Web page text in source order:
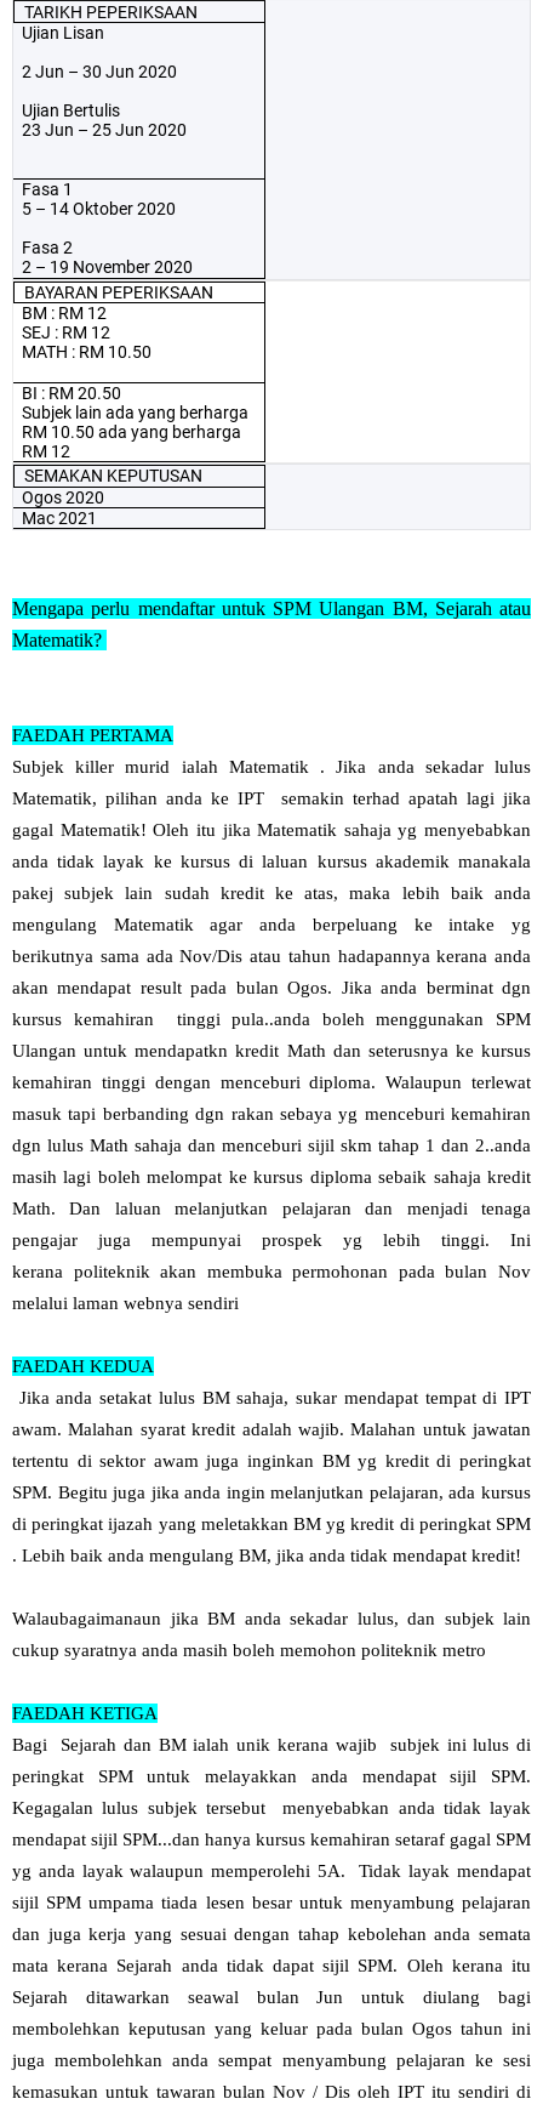
TARIKH PEPERIKSAAN
Ujian Lisan
2 Jun – 30 Jun 2020
Ujian Bertulis
23 Jun – 25 Jun 2020
Fasa 1
5 – 14 Oktober 2020
Fasa 2
2 – 19 November 2020
BAYARAN PEPERIKSAAN
BM : RM 12
SEJ : RM 12
MATH : RM 10.50
BI : RM 20.50
Subjek lain ada yang berharga
RM 10.50 ada yang berharga
RM 12
SEMAKAN KEPUTUSAN
Ogos 2020
Mac 2021
Mengapa perlu mendaftar untuk SPM Ulangan BM, Sejarah atau
Matematik?
FAEDAH PERTAMA
Subjek killer murid ialah Matematik . Jika anda sekadar lulus
Matematik, pilihan anda ke IPT semakin terhad apatah lagi jika
gagal Matematik! Oleh itu jika Matematik sahaja yg menyebabkan
anda tidak layak ke kursus di laluan kursus akademik manakala
pakej subjek lain sudah kredit ke atas, maka lebih baik anda
mengulang Matematik agar anda berpeluang ke intake yg
berikutnya sama ada Nov/Dis atau tahun hadapannya kerana anda
akan mendapat result pada bulan Ogos. Jika anda berminat dgn
kursus kemahiran tinggi pula..anda boleh menggunakan SPM
Ulangan untuk mendapatkn kredit Math dan seterusnya ke kursus
kemahiran tinggi dengan menceburi diploma. Walaupun terlewat
masuk tapi berbanding dgn rakan sebaya yg menceburi kemahiran
dgn lulus Math sahaja dan menceburi sijil skm tahap 1 dan 2..anda
masih lagi boleh melompat ke kursus diploma sebaik sahaja kredit
Math. Dan laluan melanjutkan pelajaran dan menjadi tenaga
pengajar juga mempunyai prospek yg lebih tinggi. Ini
kerana politeknik akan membukapermohonan pada bulan Nov
melalui laman webnya sendiri
FAEDAH KEDUA
Jika anda setakat lulus BM sahaja, sukar mendapat tempat di IPT
awam. Malahan syarat kredit adalah wajib. Malahan untuk jawatan
tertentu di sektor awam juga inginkan BM yg kredit di peringkat
SPM. Begitu juga jika anda ingin melanjutkan pelajaran, ada kursus
di peringkat ijazah yang meletakkan BM yg kredit di peringkat SPM
. Lebih baik anda mengulang BM, jika anda tidak mendapat kredit!
Walaubagaimanaun jika BM anda sekadar lulus, dan subjek lain
cukup syaratnya anda masih boleh memohon politeknik metro
FAEDAH KETIGA
Bagi Sejarah dan BM ialah unik kerana wajib subjek ini lulus di
peringkat SPM untuk melayakkan anda mendapat sijil SPM.
Kegagalan lulus subjek tersebut menyebabkan anda tidak layak
mendapat sijil SPM...dan hanya kursus kemahiran setaraf gagal SPM
yg anda layak walaupun memperolehi 5A. Tidak layak mendapat
sijil SPM umpama tiada lesen besar untuk menyambung pelajaran
dan juga kerja yang sesuai dengan tahap kebolehan anda semata
mata kerana Sejarah anda tidak dapat sijil SPM. Oleh kerana itu
Sejarah ditawarkan seawal bulan Jun untuk diulang bagi
membolehkan keputusan yang keluar pada bulan Ogos tahun ini
juga membolehkan anda sempat menyambung pelajaran ke sesi
kemasukan untuk tawaran bulan Nov / Dis oleh IPT itu sendiri di